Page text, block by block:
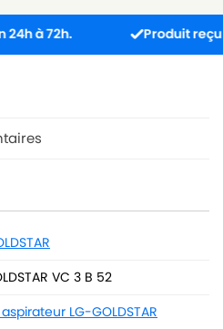
72h. Produit reçu
VC 3 B 52
LG-GOLDSTAR